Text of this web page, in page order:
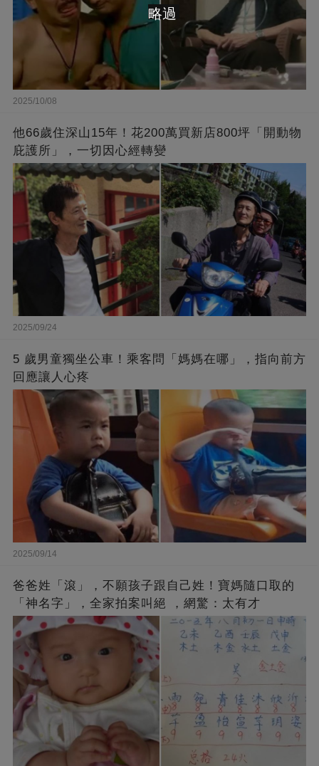
2025/10/08
他66歲住深山15年！花200萬買新店800坪「開動物
庇護所」，一切因心經轉變
2025/09/24
5 歲男童獨坐公車！乘客問「媽媽在哪」，指向前方
回應讓人心疼
2025/09/14
爸爸姓「滾」，不願孩子跟自己姓！寶媽隨口取的
「神名字」，全家拍案叫絕 ，網驚：太有才
略過